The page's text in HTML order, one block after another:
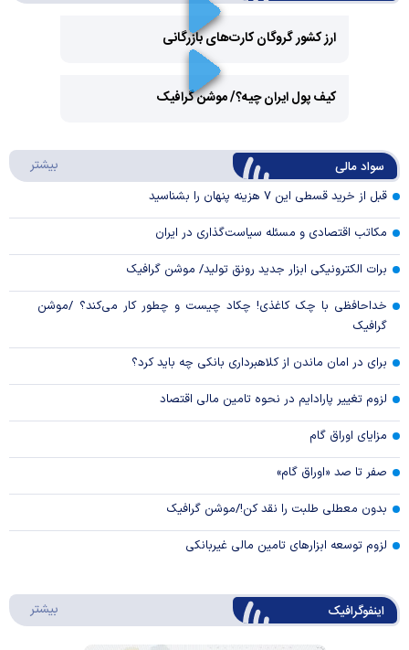
ارز کشور گروگان کارت‌های بازرگانی
Video
کیف پول ایران چیه؟/ موشن گرافیک
سواد مالی بیشتر
قبل از خرید قسطی این ۷ هزینه پنهان را بشناسید
مکاتب اقتصادی و مسئله سیاست‌گذاری در ایران
برات الکترونیکی ابزار جدید رونق تولید/ موشن گرافیک
خداحافظی با چک کاغذی! چکاد چیست و چطور کار می‌کند؟ /موشن
گرافیک
برای در امان ماندن از کلاهبرداری بانکی چه باید کرد؟
لزوم تغییر پارادایم در نحوه تامین مالی اقتصاد
مزایای اوراق گام
صفر تا صد «اوراق گام»
بدون معطلی طلبت را نقد کن!/موشن گرافیک
لزوم توسعه ابزارهای تامین مالی غیربانکی
اینفوگرافیک بیشتر